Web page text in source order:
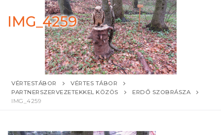
IMG_4259
VÉRTESTÁBOR
VÉRTES TÁBOR
PARTNERSZERVEZETEKKEL KÖZÖS
ERDŐ SZOBRÁSZA
IMG_4259